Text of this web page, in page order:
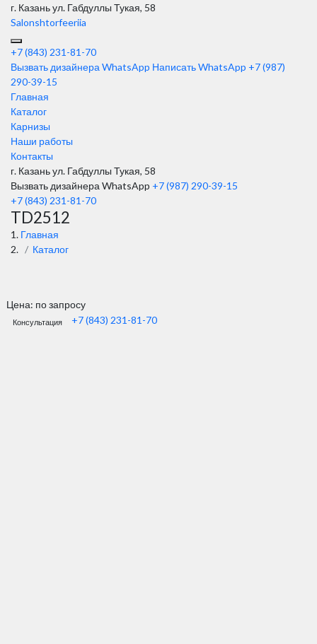
г. Казаньул. Габдуллы Тукая, 58
Salonshtorfeeriia
+7 (843) 231-81-70
Вызвать дизайнера WhatsApp Написать WhatsApp +7 (987)
290-39-15
Главная
Каталог
Карнизы
Наши работы
Контакты
г. Казань ул. Габдуллы Тукая, 58
Вызвать дизайнера WhatsApp +7 (987) 290-39-15
+7 (843) 231-81-70
TD2512
Главная
Каталог
Цена: по запросу
Консультация +7 (843) 231-81-70